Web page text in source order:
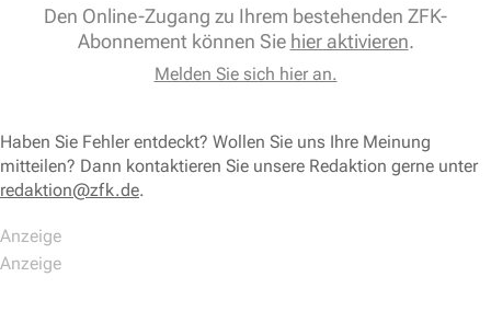
Den Online-Zugang zu Ihrem bestehenden ZFK-
Abonnement können Sie hier aktivieren.
Melden Sie sich hier an.
Haben Sie Fehler entdeckt? Wollen Sie uns Ihre Meinung
mitteilen? Dann kontaktieren Sie unsere Redaktion gerne unter
redaktion@zfk.de.